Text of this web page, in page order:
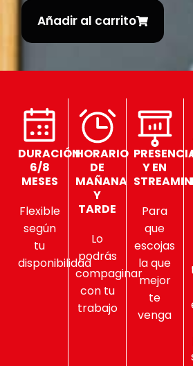
Añadir al carrito
DURACIÓN
6/8
MESES
Flexible
según
tu
disponibilidad
HORARIO
DE
MAÑANA
Y
TARDE
Lo
podrás
compaginar
con tu
trabajo
Y EN
Para
que
escojas
la que
mejor
te
venga